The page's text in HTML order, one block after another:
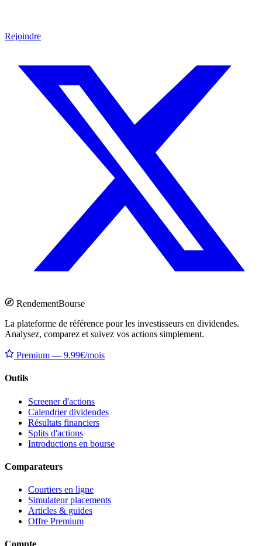
Rejoindre
RendementBourse
La plateforme de référence pour les investisseurs en dividendes.
Analysez, comparez et suivez vos actions simplement.
Premium — 9.99€/mois
Outils
Screener d'actions
Calendrier dividendes
Résultats financiers
Splits d'actions
Introductions en bourse
Comparateurs
Courtiers en ligne
Simulateur placements
Articles & guides
Offre Premium